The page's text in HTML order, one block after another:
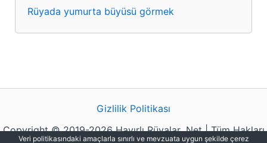
Rüyada yumurta büyüsü görmek
Gizlilik Politikası
Copyright © 2019-2026 Hayırlı Rüyalar .Net | Tüm Hakları
Veri politikasındaki amaçlarla sınırlı ve mevzuata uygun şekilde çerez